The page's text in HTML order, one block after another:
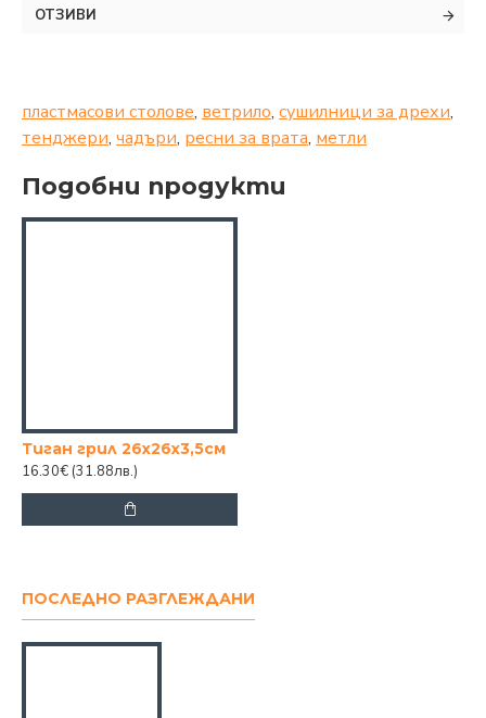
ОТЗИВИ
пластмасови столове, ветрило, сушилници за дрехи,
тенджери, чадъри, ресни за врата, метли
Подобни продукти
Тиган грил 26х26х3,5см
16.30€ (31.88лв.)
ПОСЛЕДНО РАЗГЛЕЖДАНИ